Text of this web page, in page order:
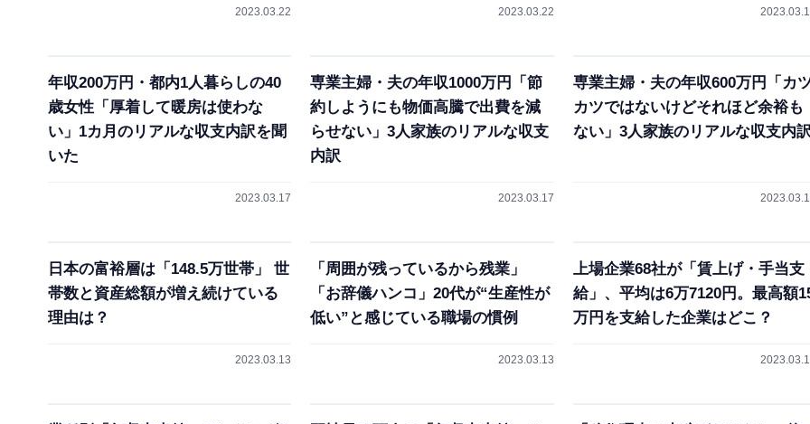
2023.03.22 2023.03.22
年収200万円・都内1人暮らしの40
歳女性「厚着して暖房は使わな
い」1カ月のリアルな収支内訳を聞
いた
2023.03.17
専業主婦・夫の年収1000万円「節
約しようにも物価高騰で出費を減
らせない」3人家族のリアルな収支
内訳
2023.03.17
専業主婦・夫の年収600万円「カ
カツではないけどそれほど余裕も
ない」3人家族のリアルな収支内
日本の富裕層は「148.5万世帯」 世
帯数と資産総額が増え続けている
理由は？
2023.03.13
「周囲が残っているから残業」
「お辞儀ハンコ」20代が“生産性が
低い”と感じている職場の慣例
2023.03.13
上場企業68社が「賃上げ・手当支
給」、平均は6万7120円。最高額
万円を支給した企業はどこ？